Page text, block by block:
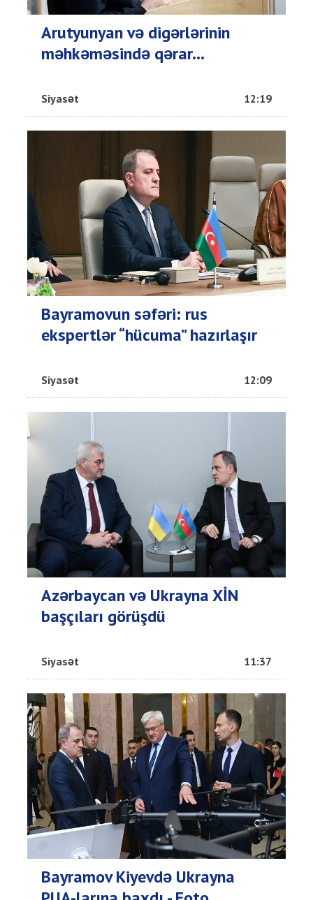
Arutyunyan və digərlərinin
məhkəməsində qərar...
Siyasət 12:19
Bayramovun səfəri: rus
ekspertlər “hücuma” hazırlaşır
Siyasət 12:09
Azərbaycan və Ukrayna XİN
başçıları görüşdü
Siyasət 11:37
Bayramov Kiyevdə Ukrayna